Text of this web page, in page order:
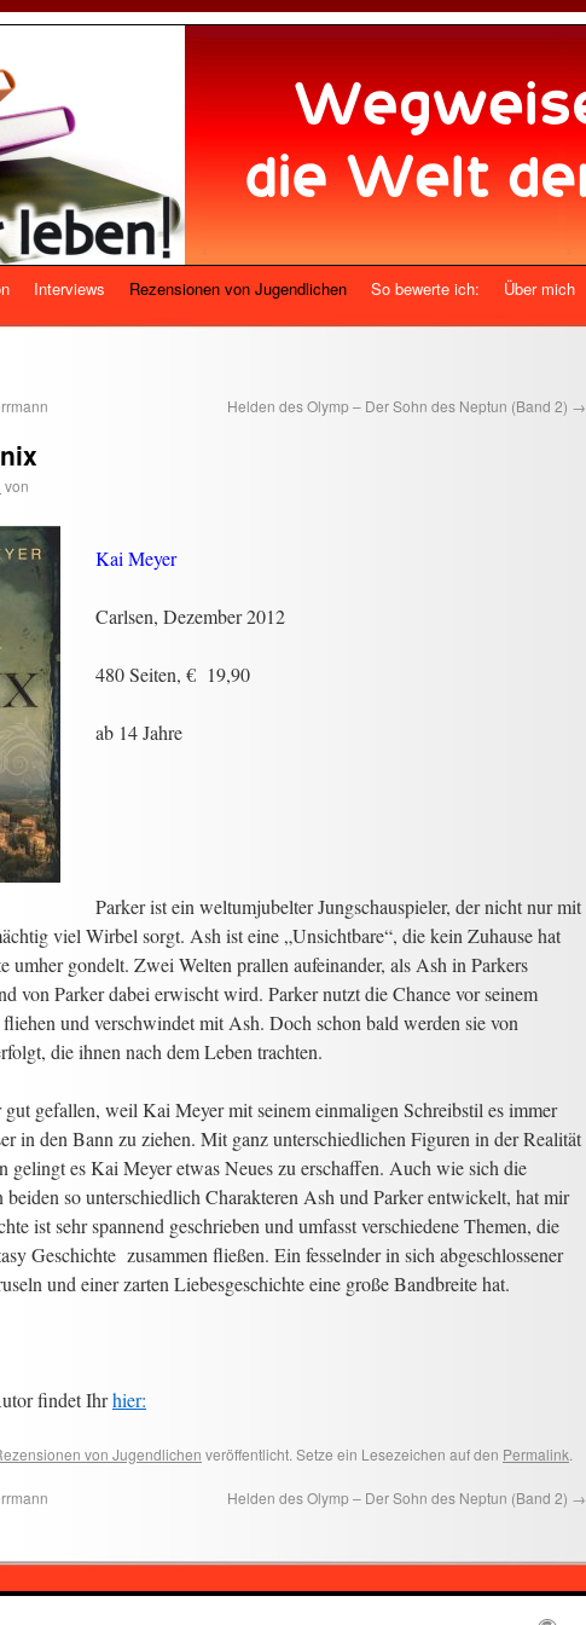
Interviews Rezensionen von Jugendlichen So bewerte ich: Über mich
Helden des Olymp – Der Sohn des Neptun (Band 2) →
von
Kai Meyer
Carlsen, Dezember 2012
480 Seiten, € 19,90
ab 14 Jahre
Parker ist ein weltumjubelter Jungschauspieler, der nicht nur mit
viel Wirbel sorgt. Ash ist eine „Unsichtbare“, die kein Zuhause hat
umher gondelt. Zwei Welten prallen aufeinander, als Ash in Parkers
von Parker dabei erwischt wird. Parker nutzt die Chance vor seinem
und verschwindet mit Ash. Doch schon bald werden sie von
die ihnen nach dem Leben trachten.
gefallen, weil Kai Meyer mit seinem einmaligen Schreibstil es immer
in den Bann zu ziehen. Mit ganz unterschiedlichen Figuren in der Realität
gelingt es Kai Meyer etwas Neues zu erschaffen. Auch wie sich die
so unterschiedlich Charakteren Ash und Parker entwickelt, hat mir
ist sehr spannend geschrieben und umfasst verschiedene Themen, die
Geschichte zusammen fließen. Ein fesselnder in sich abgeschlossener
und einer zarten Liebesgeschichte eine große Bandbreite hat.
findet Ihrhier:
von Jugendlichen veröffentlicht. Setze ein Lesezeichen auf den Permalink
Helden des Olymp – Der Sohn des Neptun (Band 2) →